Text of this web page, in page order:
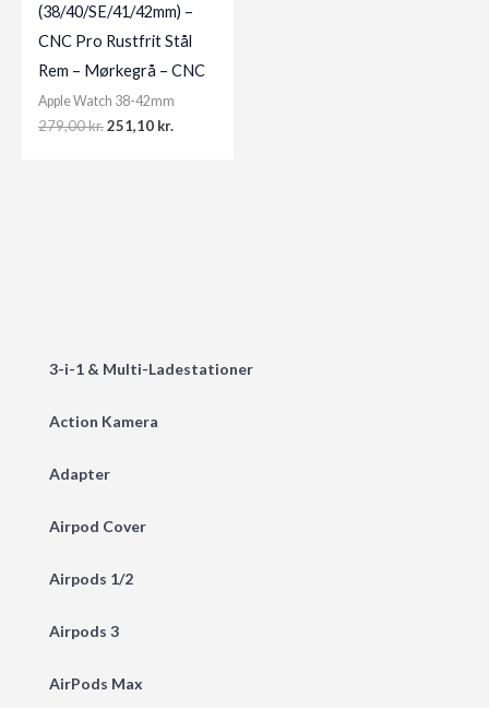
3-i-1 & Multi-Ladestationer
Action Kamera
Adapter
Airpod Cover
Airpods 1/2
Airpods 3
AirPods Max
(38/40/SE/41/42mm) –
CNC Pro Rustfrit Stål
Rem – Mørkegrå – CNC
Apple Watch 38-42mm
279,00kr.Original
251,10 kr.Current